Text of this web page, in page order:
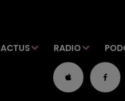
ACTUS RADIO